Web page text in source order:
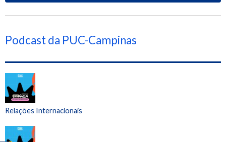
Podcast da PUC-Campinas
Relações Internacionais